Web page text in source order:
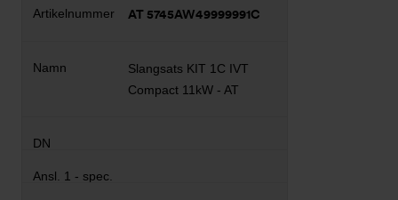
AT 5745AW49999991C
Slangsats KIT 1C IVT
Compact 11kW - AT